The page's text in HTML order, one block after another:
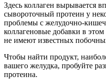
Здесь коллаген вырывается
сывороточный протеин у
проблемы с желудочно-
коллагеновые добавки в
не имеют известных
Чтобы найти продукт,
вашего желудка, пробуйте
протеина.